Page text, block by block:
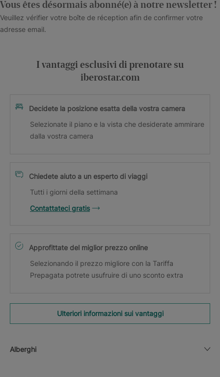
Vous êtes désormais abonné(e) à notre newsletter !
Veuillez vérifier votre boîte de réception afin de confirmer votre
adresse email.
I vantaggi esclusivi di prenotare su
iberostar.com
Decidete la posizione esatta della vostra camera
Selezionate il piano e la vista che desiderate ammirare
dalla vostra camera
Chiedete aiuto a un esperto di viaggi
Tutti i giorni della settimana
Contattateci gratis
Approfittate del miglior prezzo online
Selezionando il prezzo migliore con la Tariffa
Prepagata potrete usufruire di uno sconto extra
Ulteriori informazioni sui vantaggi
Alberghi